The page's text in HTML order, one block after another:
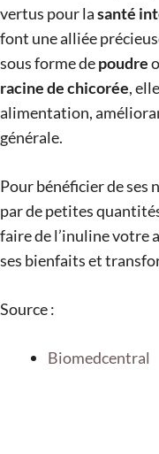
vertus pour lasanté
font une alliée
sous forme depoudre
racine de chicorée,
alimentation,
générale.
Pour bénéficier de ses
par de petites
faire de l’inuline votre
ses bienfaits et
Source :
Biomedcentral